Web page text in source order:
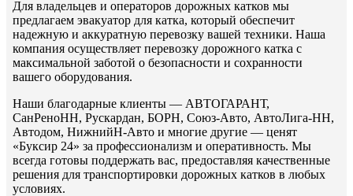
Для владельцев и операторов дорожных катков мы
предлагаем эвакуатор для катка, который обеспечит
надежную и аккуратную перевозку вашей техники. Наша
компания осуществляет перевозку дорожного катка с
максимальной заботой о безопасности и сохранности
вашего оборудования.
Наши благодарные клиенты — АВТОГАРАНТ,
СанРеноНН, Рускардан, БОРН, Союз-Авто, АвтоЛига-НН,
Автодом, НижнийН-Авто и многие другие — ценят
«Буксир 24» за профессионализм и оперативность. Мы
всегда готовы поддержать вас, предоставляя качественные
решения для транспортировки дорожных катков в любых
условиях.